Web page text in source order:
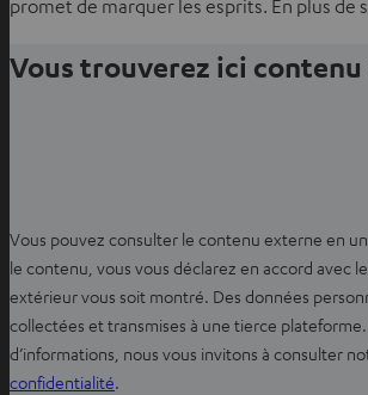
u
promet de marquer les esprits. En plus
Vous trouverez ici
Vous pouvez consulter le contenu externe en
le contenu, vous vous déclarez en accord avec
extérieur vous soit montré. Des données
collectées et transmises à une tierce plateforme.
d’informations, nous vous invitons à consulter
confidentialité.